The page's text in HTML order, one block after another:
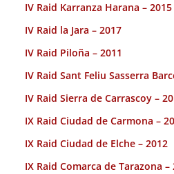
IV Raid Karranza Harana – 2015
IV Raid la Jara – 2017
IV Raid Piloña – 2011
IV Raid Sant Feliu Sasserra
IV Raid Sierra de Carrascoy –
IX Raid Ciudad de Carmona –
IX Raid Ciudad de Elche – 2012
IX Raid Comarca de Tarazona –